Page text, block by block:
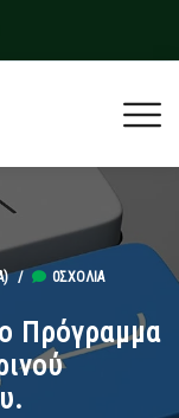
/ 0ΣΧΌΛΙΑ
Πρόγραμμα